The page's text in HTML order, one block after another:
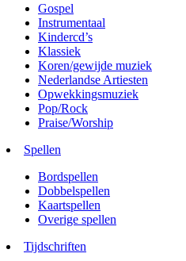
Gospel
Instrumentaal
Kindercd’s
Klassiek
Koren/gewijde muziek
Nederlandse Artiesten
Opwekkingsmuziek
Pop/Rock
Praise/Worship
Spellen
Bordspellen
Dobbelspellen
Kaartspellen
Overige spellen
Tijdschriften